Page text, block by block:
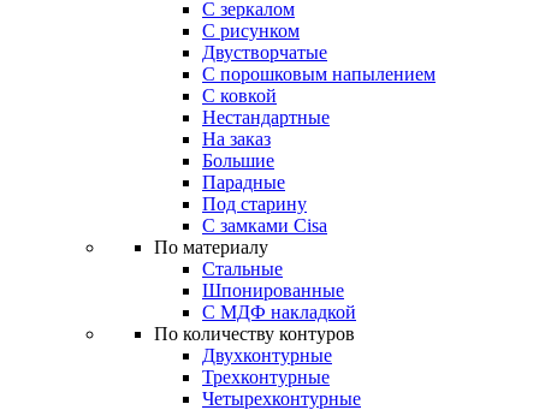
С зеркалом
С рисунком
Двустворчатые
С порошковым напылением
С ковкой
Нестандартные
На заказ
Большие
Парадные
Под старину
С замками Cisa
По материалу
Стальные
Шпонированные
С МДФ накладкой
По количеству контуров
Двухконтурные
Трехконтурные
Четырехконтурные